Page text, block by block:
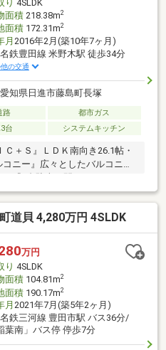
り 4SLDK
面積218.38m2
面積172.31m2
月 2016年2月(築10年7ヶ月)
名鉄豊田線 米野木駅 徒歩34分
の交通
愛知県日進市藤島町長塚
路
都市ガス
台 システムキッチン
＋Ｓ』ＬＤＫ南向き26.1帖・
ニー』広々としたバルコニー
『4台駐車』間口が10.7ｍある
可能です！車庫・照明付きカ
納付き、納戸、ウォークインク
納等あるため収納スペースに
ーやアウトドア用品が置ける
談可◆ご要望があれば物件引き
です！ご相談ください！
道貝 4,280万円 4SLDK
万円
り 4SLDK
面積104.81m2
面積190.17m2
月 2021年7月(築5年2ヶ月)
名鉄三河線 豊田市駅 バス36分/
葉南」バス停 停歩7分